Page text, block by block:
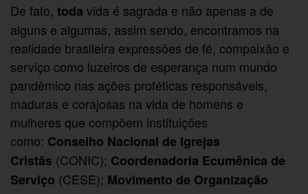
De fato,toda vida é sagrada e não apenas a de
alguns e algumas, assim sendo, encontramos na
realidade brasileira expressões de fé, compaixão e
serviço como luzeiros de esperança num mundo
pandêmico nas ações proféticas responsáveis,
maduras e corajosas na vida de homens e
mulheres que compõem instituições
como: Conselho Nacional de Igrejas
Cristãs (CONIC); Coordenadoria Ecumênica de
Serviço (CESE); Movimento de Organização